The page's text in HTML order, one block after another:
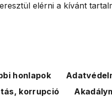
elérni a kívánt
honlapok
korrupció